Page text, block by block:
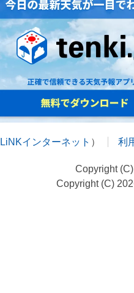
インターネット ） 利
Copyright
Copyright (C)